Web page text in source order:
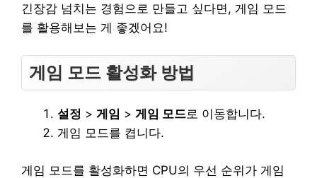
긴장감 넘치는 경험으로 만들고 싶다면, 게임 모드
를 활용해보는 게 좋겠어요!
게임 모드 활성화 방법
설정 > 게임 > 게임 모드로 이동합니다.
게임 모드를 켭니다.
게임 모드를 활성화하면 CPU의 우선 순위가 게임